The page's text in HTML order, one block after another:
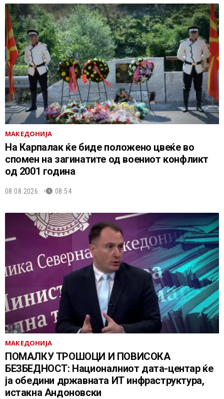
МАКЕДОНИЈА
На Карпалак ќе биде положено цвеќе во
спомен на загинатите од воениот конфликт
од 2001 година
08.08.2026. 08:54
МАКЕДОНИЈА
ПОМАЛКУ ТРОШОЦИ И ПОВИСОКА
БЕЗБЕДНОСТ: Националниот дата-центар ќе
ја обедини државната ИТ инфраструктура,
истакна Андоновски